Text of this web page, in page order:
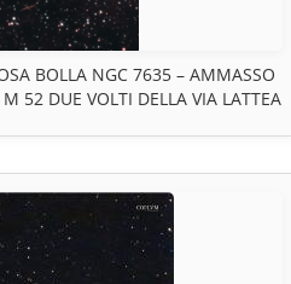
BOLLA NGC 7635 – AMMASSO
M 52 DUE VOLTI DELLA VIA LATTEA